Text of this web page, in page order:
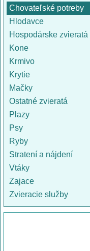
Chovateľské potreby
Hlodavce
Hospodárske zvieratá
Kone
Krmivo
Krytie
Mačky
Ostatné zvieratá
Plazy
Psy
Ryby
Stratení a nájdení
Vtáky
Zajace
Zvieracie služby